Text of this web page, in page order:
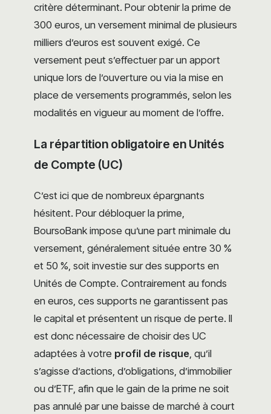
critère déterminant. Pour obtenir la prime de
300 euros, un versement minimal de plusieurs
milliers d’euros est souvent exigé. Ce
versement peut s’effectuer par un apport
unique lors de l’ouverture ou via la mise en
place de versements programmés, selon les
modalités en vigueur au moment de l’offre.
La répartition obligatoire en Unités
de Compte (UC)
C’est ici que de nombreux épargnants
hésitent. Pour débloquer la prime,
BoursoBank impose qu’une part minimale du
versement, généralement située entre 30 %
et 50 %, soit investie sur des supports en
Unités de Compte. Contrairement au fonds
en euros, ces supports ne garantissent pas
le capital et présentent un risque de perte. Il
est donc nécessaire de choisir des UC
adaptées à votre profil de risque , qu’il
s’agisse d’actions, d’obligations, d’immobilier
ou d’ETF, afin que le gain de la prime ne soit
pas annulé par une baisse de marché à court